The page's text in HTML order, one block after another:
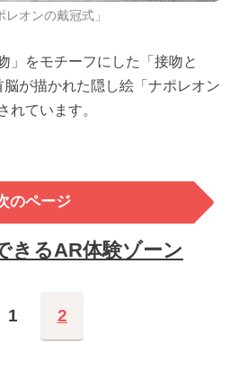
レオンの戴冠式」
」をモチーフにした「接吻と
が描かれた隠し絵「ナポレオン
れています。
のページ
きるAR体験ゾーン
1 2